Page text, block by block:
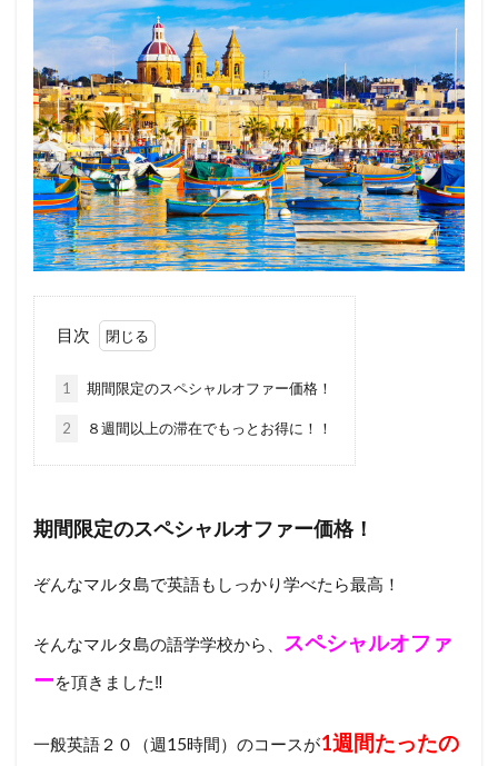
目次
1 期間限定のスペシャルオファー価格！
2 ８週間以上の滞在でもっとお得に！！
期間限定のスペシャルオファー価格！
ぞんなマルタ島で英語もしっかり学べたら最高！
そんなマルタ島の語学学校から、
スペシャルオファ
ーを頂きました‼
一般英語２０（週15時間）のコースが1週間たったの